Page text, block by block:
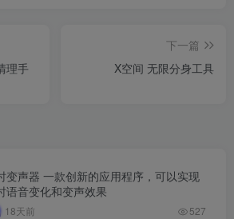
理手
下一篇
X空间 无限分身工具
变声器 一款创新的应用程序，可以实现
语音变化和变声效果
18天前 527